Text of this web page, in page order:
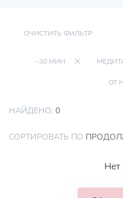
ОЧИСТИТЬ ФИЛЬТР
~30 МИН
ОТ
НАЙДЕНО: 0
СОРТИРОВАТЬ ПО
Нет